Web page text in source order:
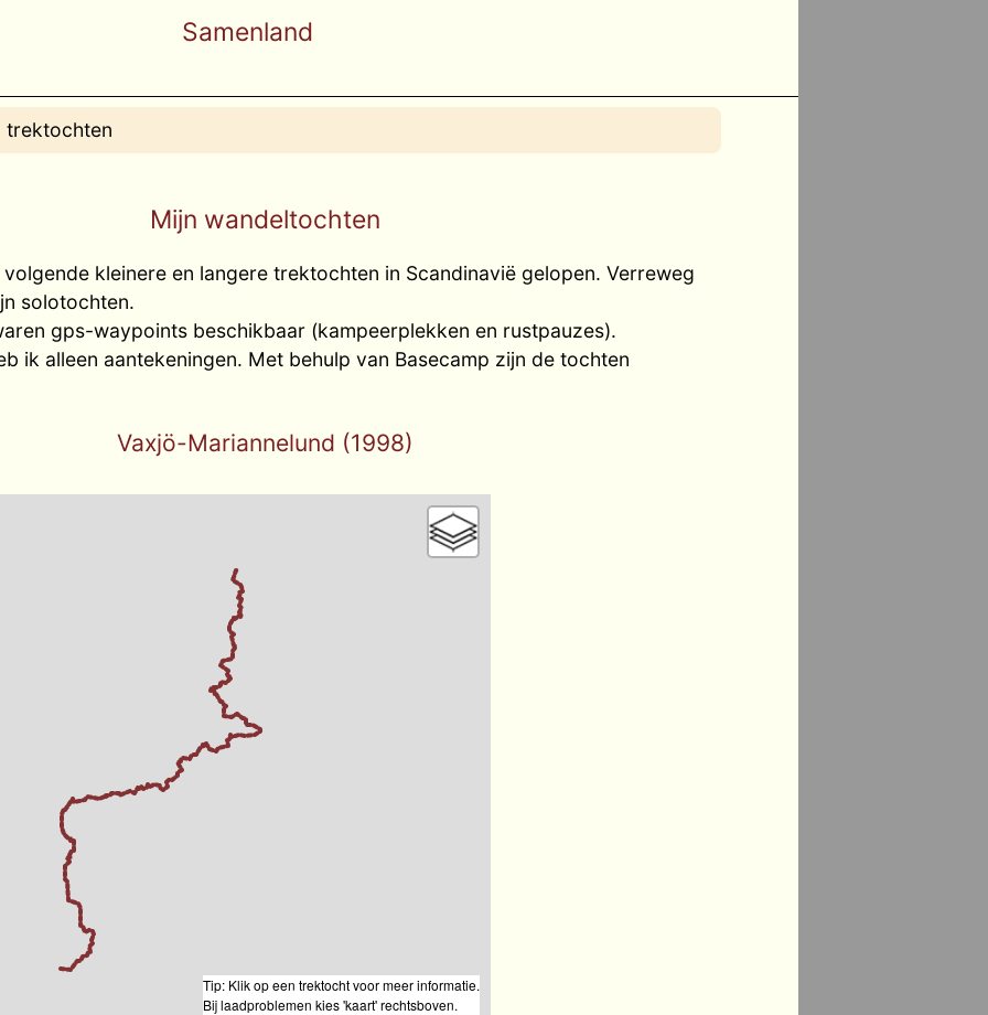
Samenland
Mijn wandeltochten
kleinere en langere trektochten in Scandinavië gelopen. Verreweg
solotochten.
gps-waypoints beschikbaar (kampeerplekken en rustpauzes).
ik alleen aantekeningen. Met behulp van Basecamp zijn de tochten
Vaxjö-Mariannelund (1998)
Tip: Klik op een trektocht voor meer informatie.
Bij laadproblemen kies 'kaart' rechtsboven.